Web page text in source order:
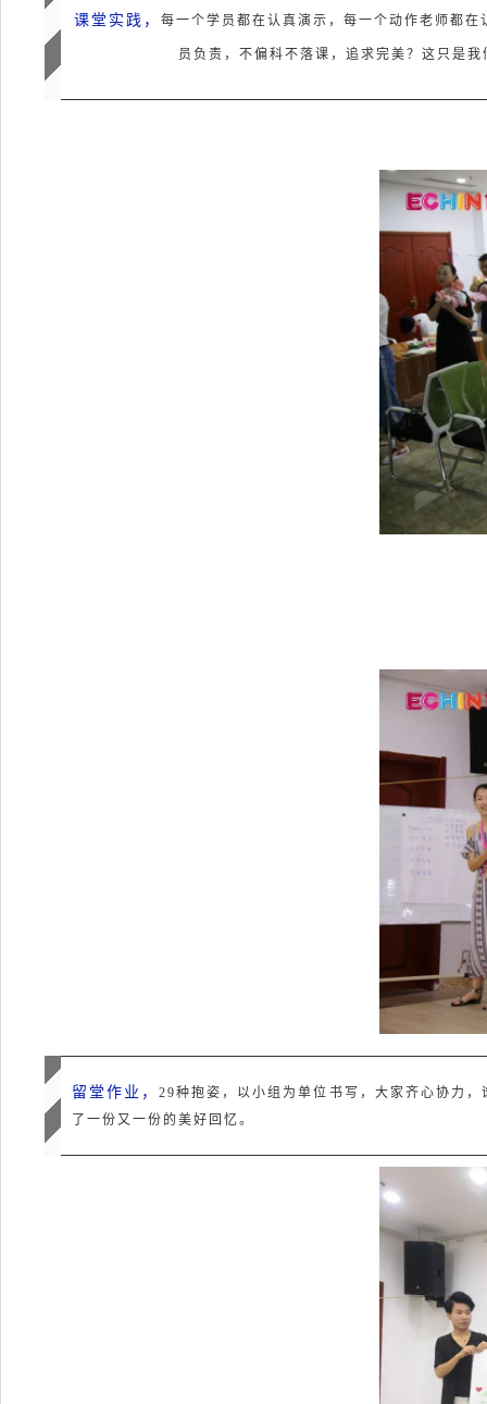
课堂实践， 每一个学员都在认真演示，每一个动作老师都
员负责，不偏科不落课，追求完美？这只是
留堂作业，29种抱姿，以小组为单位书写，大家齐心协力
了一份又一份的美好回忆。